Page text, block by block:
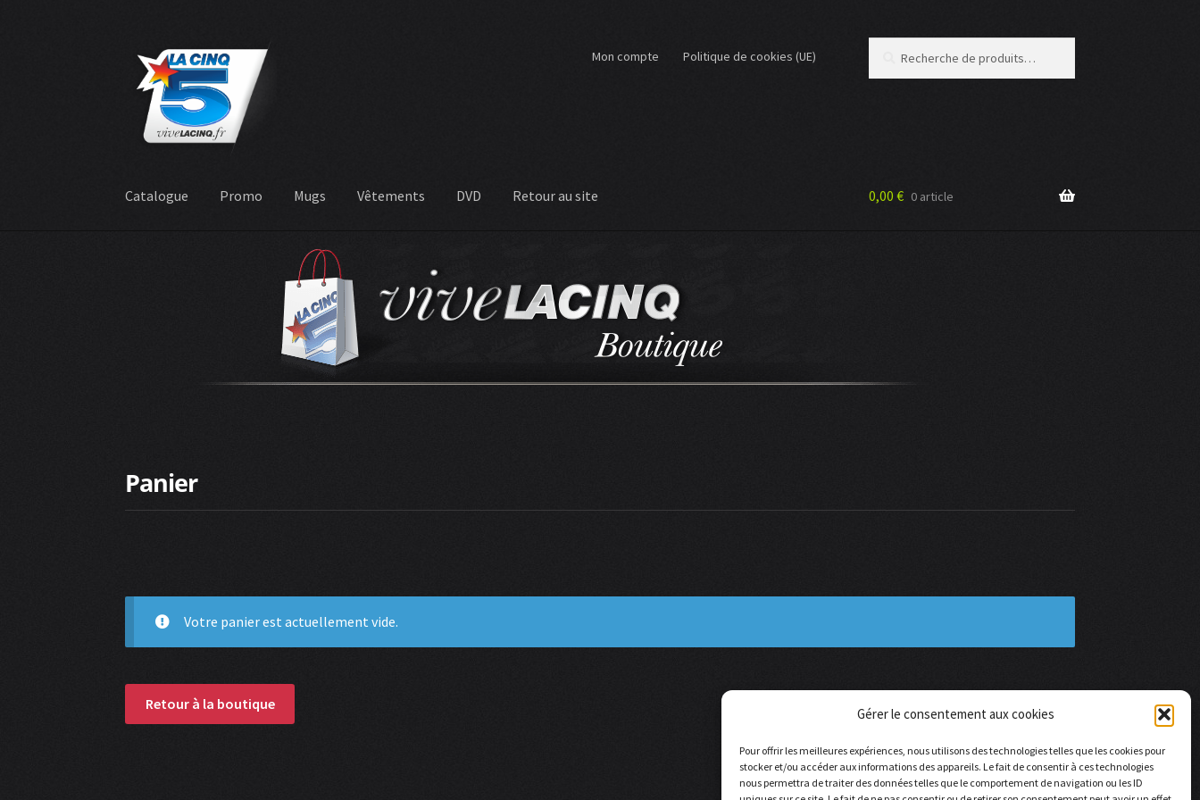
Gérer le consentement aux cookies
Pour offrir les meilleures expériences, nous utilisons des technologies telles que les cookies pour
stocker et/ou accéder aux informations des appareils. Le fait de consentir à ces technologies
nous permettra de traiter des données telles que le comportement de navigation ou les ID
navigation
contenu
Mon compte Politique de cookies (UE)
Catalogue Promo Mugs Vêtements DVD Retour au site 0,00 € 0 article
Panier
Votre panier est actuellement vide.
Retour à la boutique